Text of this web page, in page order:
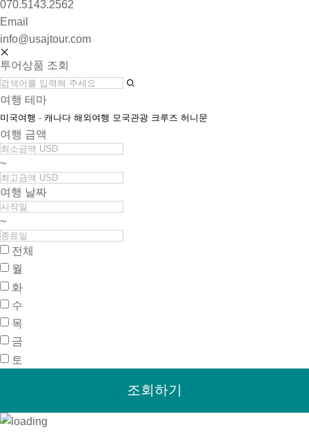
070.5143.2562
Email
info@usajtour.com
투어상품 조회
여행 테마
미국여행 · 캐나다 해외여행 모국관광 크루즈 허니문
여행 금액
~
여행 날짜
~
전체
월
화
수
목
금
토